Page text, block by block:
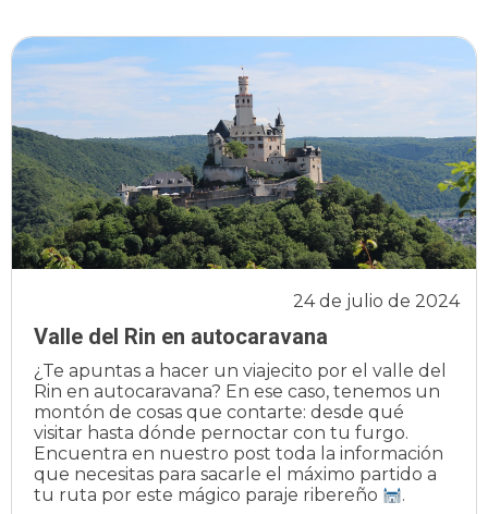
Valle del Rin en autocaravana
24 de julio de 2024
¿Te apuntas a hacer un viajecito por el valle del
Rin en autocaravana? En ese caso, tenemos un
montón de cosas que contarte: desde qué
visitar hasta dónde pernoctar con tu furgo.
Encuentra en nuestro post toda la información
que necesitas para sacarle el máximo partido a
tu ruta por este mágico paraje ribereño
.